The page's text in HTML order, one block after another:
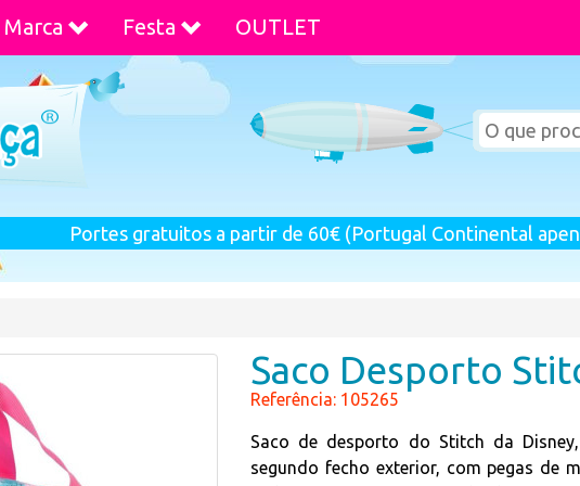
Marca Festa OUTLET
Portes gratuitos a partir de 60€ (Portugal Continental
Saco Desporto
Referência: 105265
Saco de desporto do Stitch da
segundo fecho exterior, com pegas de